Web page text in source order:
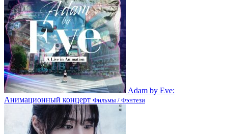
Adam by Eve:
Анимационный концерт Фильмы / Фэнтези